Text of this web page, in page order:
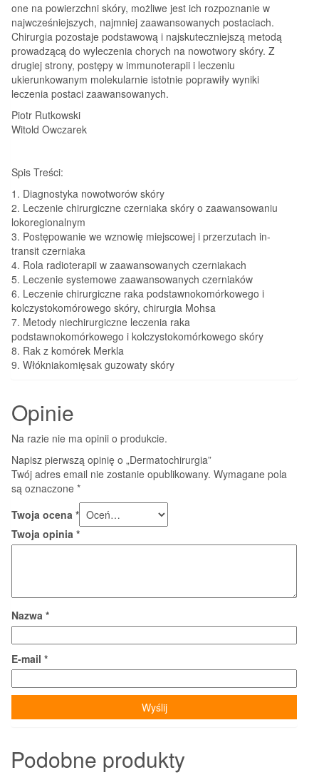
one na powierzchni skóry, możliwe jest ich rozpoznanie w
najwcześniejszych, najmniej zaawansowanych postaciach.
Chirurgia pozostaje podstawową i najskuteczniejszą metodą
prowadzącą do wyleczenia chorych na nowotwory skóry. Z
drugiej strony, postępy w immunoterapii i leczeniu
ukierunkowanym molekularnie istotnie poprawiły wyniki
leczenia postaci zaawansowanych.
Piotr Rutkowski
Witold Owczarek
Spis Treści:
1. Diagnostyka nowotworów skóry
2. Leczenie chirurgiczne czerniaka skóry o zaawansowaniu
lokoregionalnym
3. Postępowanie we wznowię miejscowej i przerzutach in-
transit czerniaka
4. Rola radioterapii w zaawansowanych czerniakach
5. Leczenie systemowe zaawansowanych czerniaków
6. Leczenie chirurgiczne raka podstawnokomórkowego i
kolczystokomórowego skóry, chirurgia Mohsa
7. Metody niechirurgiczne leczenia raka
podstawnokomórkowego i kolczystokomórkowego skóry
8. Rak z komórek Merkla
9. Włókniakomięsak guzowaty skóry
Opinie
Na razie nie ma opinii o produkcie.
Napisz pierwszą opinię o „Dermatochirurgia”
Twój adres email nie zostanie opublikowany. Wymagane pola
są oznaczone *
Twoja ocena *
Twoja opinia *
Nazwa *
E-mail *
Podobne produkty